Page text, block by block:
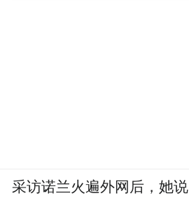
采访诺兰火遍外网后，她说